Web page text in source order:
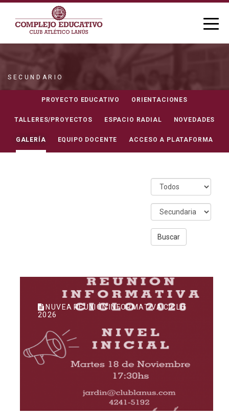
SECUNDARIO
GALERIAPROYECTO EDUCATIVO ORIENTACIONES
TALLERES/PROYECTOS ESPACIO RADIAL NOVEDADES
GALERÍA EQUIPO DOCENTE ACCESO A PLATAFORMA
Buscar
NUVEA REUNIÓN INFORMATIVA CICLO
2026